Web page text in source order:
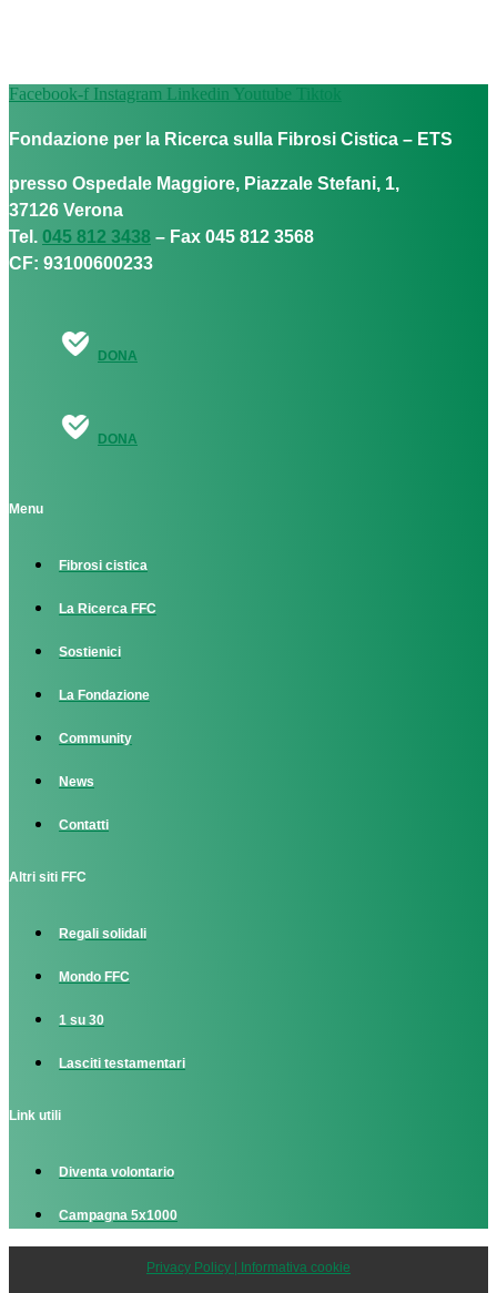
Facebook-f Instagram Linkedin Youtube Tiktok
Fondazione per la Ricerca sulla Fibrosi Cistica – ETS
presso Ospedale Maggiore, Piazzale Stefani, 1,
37126 Verona
Tel. 045 812 3438 – Fax 045 812 3568
CF: 93100600233
DONA
DONA
Menu
Fibrosi cistica
La Ricerca FFC
Sostienici
La Fondazione
Community
News
Contatti
Altri siti FFC
Regali solidali
Mondo FFC
1 su 30
Lasciti testamentari
Link utili
Diventa volontario
Campagna 5x1000
Privacy Policy | Informativa cookie